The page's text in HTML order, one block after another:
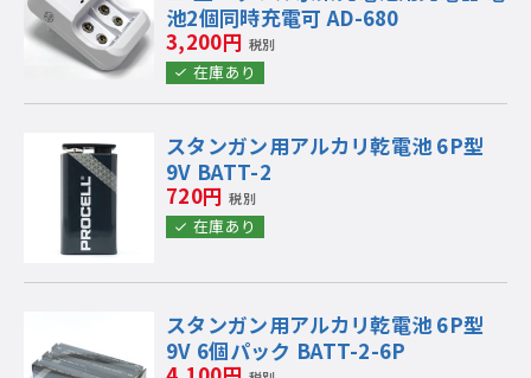
池2個同時充電可 AD-680
3,200円 税別
在庫あり
スタンガン用アルカリ乾電池 6P型
9V BATT-2
720円 税別
在庫あり
スタンガン用アルカリ乾電池 6P型
9V 6個パック BATT-2-6P